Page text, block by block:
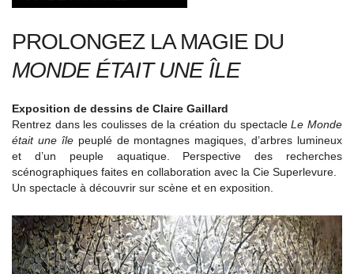
PROLONGEZ LA MAGIE DU
MONDE ÉTAIT UNE ÎLE
Exposition de dessins de Claire Gaillard
Rentrez dans les coulisses de la création du spectacleLe Monde
était une îlepeuplé de montagnes magiques, d’arbres lumineux
et d’un peuple aquatique. Perspective des recherches
scénographiques faites en collaboration avec la Cie Superlevure.
Un spectacle à découvrir sur scène et en exposition.